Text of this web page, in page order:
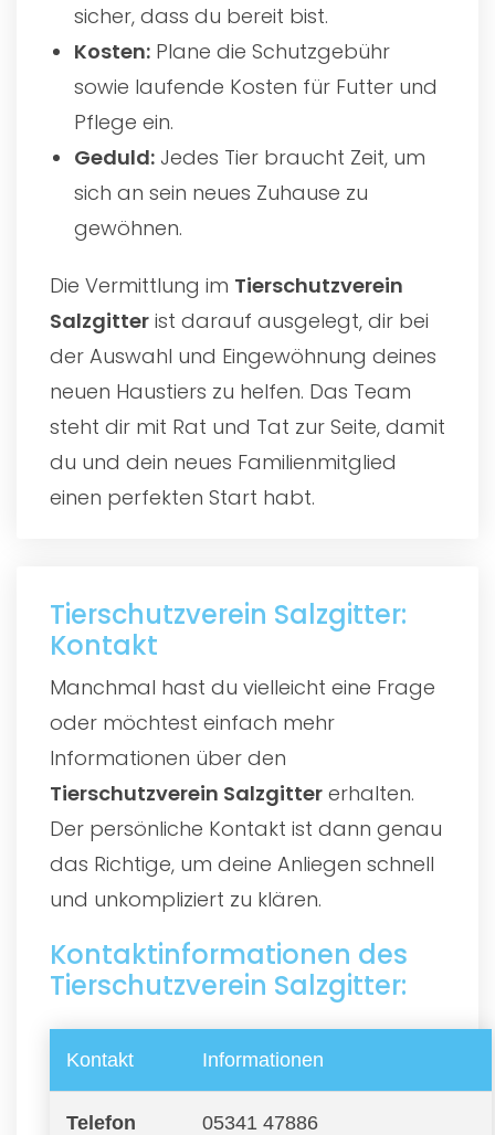
sicher, dass du bereit bist.
Kosten: Plane die Schutzgebühr
sowie laufende Kosten für Futter und
Pflege ein.
Geduld: Jedes Tier braucht Zeit, um
sich an sein neues Zuhause zu
gewöhnen.
Die Vermittlung im Tierschutzverein
Salzgitter ist darauf ausgelegt, dir bei
der Auswahl und Eingewöhnung deines
neuen Haustiers zu helfen. Das Team
steht dir mit Rat und Tat zur Seite, damit
du und dein neues Familienmitglied
einen perfekten Start habt.
Tierschutzverein Salzgitter:
Kontakt
Manchmal hast du vielleicht eine Frage
oder möchtest einfach mehr
Informationen über den
Tierschutzverein Salzgitter erhalten.
Der persönliche Kontakt ist dann genau
das Richtige, um deine Anliegen schnell
und unkompliziert zu klären.
Kontaktinformationen des
Tierschutzverein Salzgitter:
Kontakt Informationen
Telefon 05341 47886